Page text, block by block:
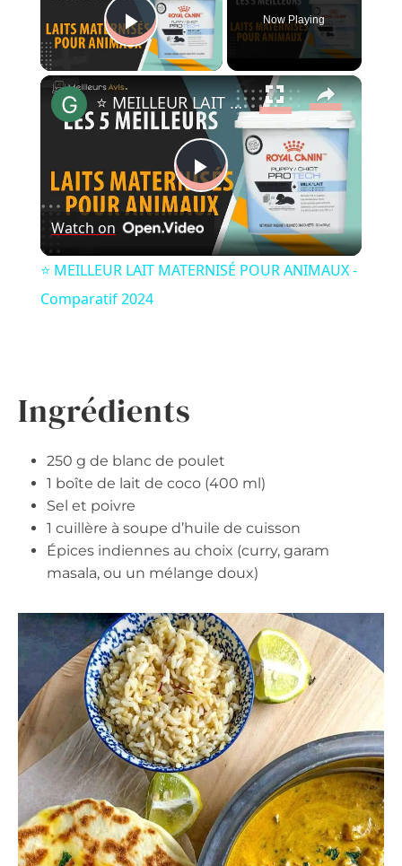
Play Video
Now Playing
×
Play
Video
⭐️ MEILLEUR LAIT MATERNISÉ POUR ANIMAUX - Comparatif 2024
Watch on
⭐️ MEILLEUR LAIT MATERNISÉ POUR ANIMAUX -
Comparatif 2024
Ingrédients
250 g de blanc de poulet
1 boîte de lait de coco (400 ml)
Sel et poivre
1 cuillère à soupe d’huile de cuisson
Épices indiennes au choix (curry, garam
masala, ou un mélange doux)